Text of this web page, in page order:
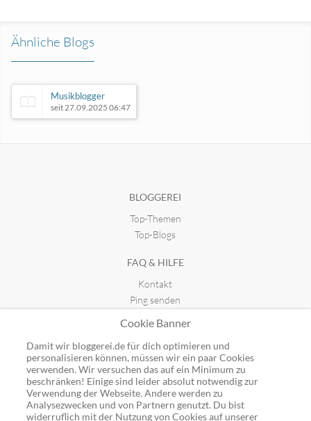
Ähnliche Blogs
Musikblogger
seit 27.09.2025 06:47
PELI ONE - Urban Music Radio
BLOGGEREI
Top-Themen
Top-Blogs
FAQ & HILFE
Kontakt
Ping senden
GUTSCHEINE
Top-Gutscheine
Alle Shops
Cookie Banner
Damit wir bloggerei.de für dich optimieren und
personalisieren können, müssen wir ein paar Cookies
verwenden. Wir versuchen das auf ein Minimum zu
beschränken! Einige sind leider absolut notwendig zur
Verwendung der Webseite. Andere werden zu
Analysezwecken und von Partnern genutzt. Du bist
widerruflich mit der Nutzung von Cookies auf unserer